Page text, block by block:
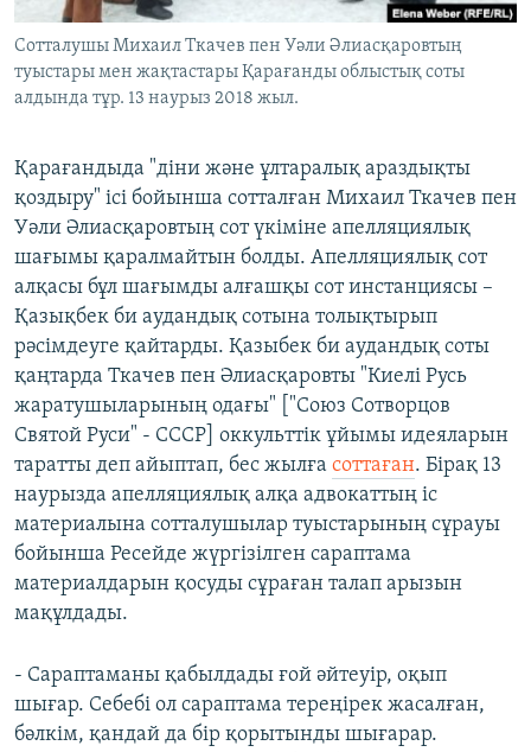
Басқа тілдерде
Сотталушы Михаил Ткачев пен Уәли Әлиасқаровтың
туыстары мен жақтастары Қарағанды облыстық соты
алдында тұр. 13 наурыз 2018 жыл.
Қарағандыда "діни және ұлтаралық араздықты
қоздыру" ісі бойынша сотталған Михаил Ткачев пен
Уәли Әлиасқаровтың сот үкіміне апелляциялық
шағымы қаралмайтын болды. Апелляциялық сот
алқасы бұл шағымды алғашқы сот инстанциясы –
Қазықбек би аудандық сотына толықтырып
рәсімдеуге қайтарды. Қазыбек би аудандық соты
қаңтарда Ткачев пен Әлиасқаровты "Киелі Русь
жаратушыларының одағы" ["Союз Сотворцов
Святой Руси" - СССР] оккульттік ұйымы идеяларын
таратты деп айыптап, бес жылға соттаған. Бірақ 13
наурызда апелляциялық алқа адвокаттың іс
материалына сотталушылар туыстарының сұрауы
бойынша Ресейде жүргізілген сараптама
материалдарын қосуды сұраған талап арызын
мақұлдады.
- Сараптаманы қабылдады ғой әйтеуір, оқып
шығар. Себебі ол сараптама тереңірек жасалған,
бәлкім, қандай да бір қорытынды шығарар.